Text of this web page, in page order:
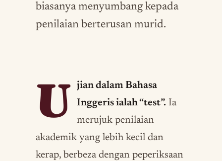
biasanya menyumbang kepada
penilaian berterusan murid.
U
jian dalam Bahasa
Inggeris ialah “test”. Ia
merujuk penilaian
akademik yang lebih kecil dan
kerap, berbeza dengan peperiksaan